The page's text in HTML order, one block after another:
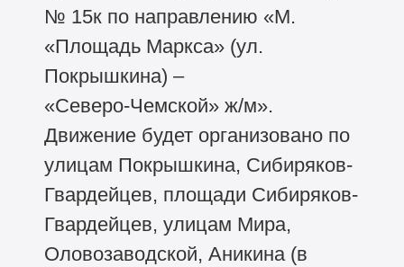
№ 15к по направлению «М.
«Площадь Маркса» (ул.
Покрышкина) –
«Северо‑Чемской» ж/м».
Движение будет организовано по
улицам Покрышкина, Сибиряков-
Гвардейцев, площади Сибиряков-
Гвардейцев, улицам Мира,
Оловозаводской, Аникина (в